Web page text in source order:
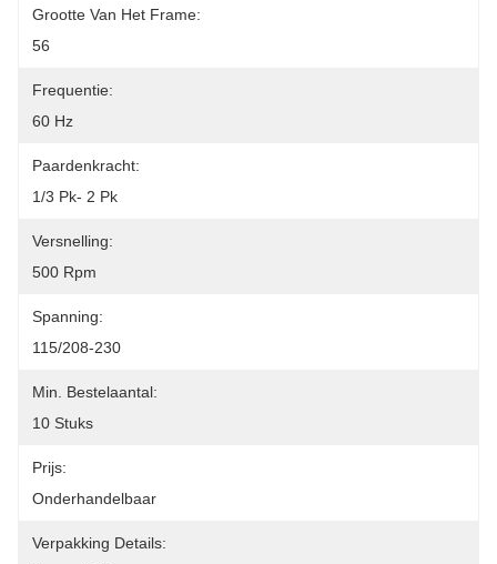
Grootte Van Het Frame:
56
Frequentie:
60 Hz
Paardenkracht:
1/3 Pk- 2 Pk
Versnelling:
500 Rpm
Spanning:
115/208-230
Min. Bestelaantal:
10 Stuks
Prijs:
Onderhandelbaar
Verpakking Details: